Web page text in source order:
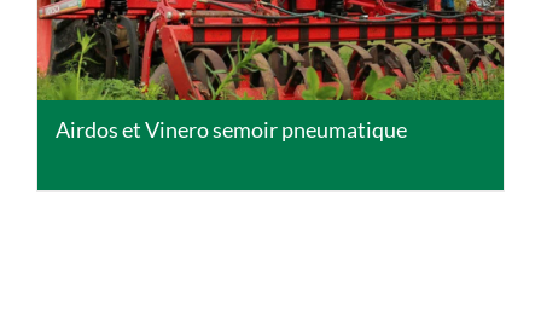
Airdos et Vinero semoir pneumatique